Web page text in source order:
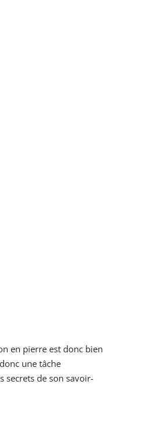
en pierre est donc bien
une tâche
secrets de son savoir-